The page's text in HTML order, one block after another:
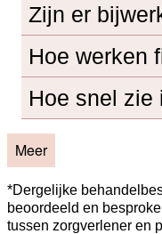
Zijn er
Hoe werken
Hoe snel zie
Meer
*Dergelijke
beoordeeld en
tussen zorgverlener en